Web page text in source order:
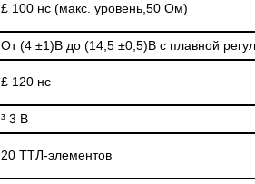
£100 нс (макс. уровень,50 Ом)
От (4 ±1)В до (14,5 ±0,5)В с плавной
£120 нс
³3 В
20 ТТЛ-элементов